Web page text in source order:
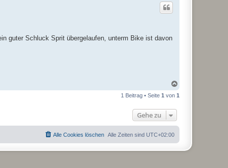
guter Schluck Sprit übergelaufen, unterm Bike ist davon
c
1 Beitrag • Seite 1 von 1
Gehe zu
Alle Zeiten sind UTC+02:00
Alle Cookies löschen